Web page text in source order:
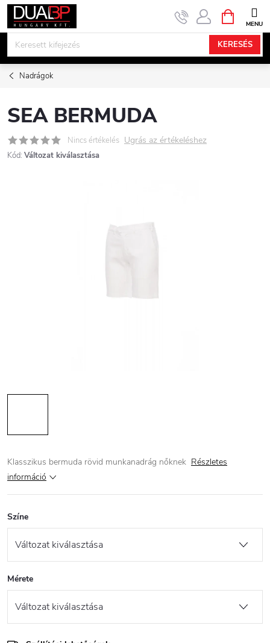
Ugrás
KERESÉS
KOSÁR
Nadrágok
SEA BERMUDA
Nincs értékelés Ugrás az értékeléshez
Kód: Változat kiválasztása
Klasszikus bermuda rövid munkanadrág nőknek Részletes
információ
Színe
Mérete